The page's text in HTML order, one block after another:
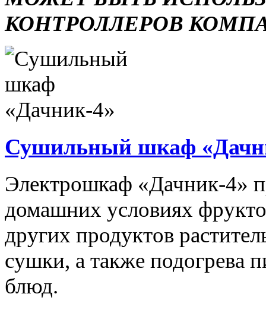
КОНТРОЛЛЕРОВ
Сушильный шкаф
Электрошкаф «Дачник-4»
домашних условиях
других продуктов
сушки, а также подогрева
блюд.